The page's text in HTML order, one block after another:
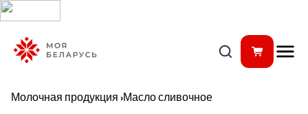
Молочная продукция ›Масло сливочное